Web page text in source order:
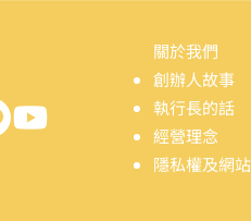
關於我們
創辦人故事
​執行長的話
​經營理念
隱私權及網